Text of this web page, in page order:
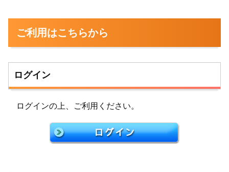
ご利用はこちらから
ログイン
ログインの上、ご利用ください。